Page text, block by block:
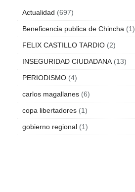
Actualidad (697)
Beneficencia publica de Chincha (1)
FELIX CASTILLO TARDIO (2)
INSEGURIDAD CIUDADANA (13)
PERIODISMO (4)
carlos magallanes (6)
copa libertadores (1)
gobierno regional (1)